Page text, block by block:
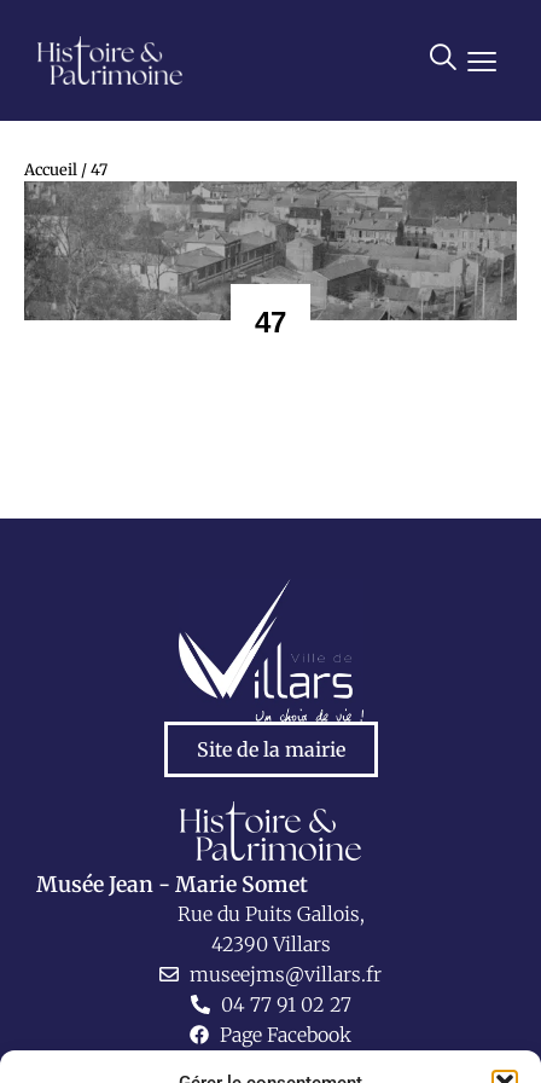
Accueil /47
47
Site de la mairie
Musée Jean - Marie Somet
Rue du Puits Gallois,
42390 Villars
museejms@villars.fr
04 77 91 02 27
Page Facebook